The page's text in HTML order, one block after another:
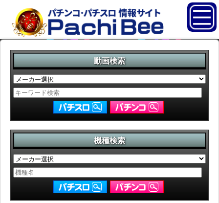
動画検索
機種検索